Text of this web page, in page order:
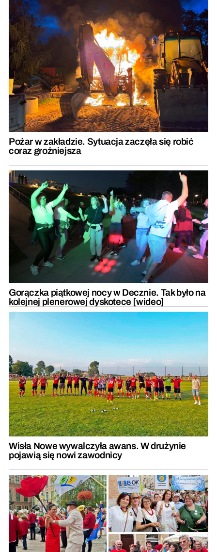
Pożar w zakładzie. Sytuacja zaczęła się robić
coraz groźniejsza
Gorączka piątkowej nocy w Decznie. Tak było na
kolejnej plenerowej dyskotece [wideo]
Wisła Nowe wywalczyła awans. W drużynie
pojawią się nowi zawodnicy